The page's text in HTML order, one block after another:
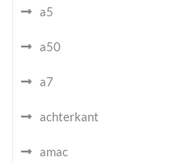
a5
a50
a7
achterkant
amac